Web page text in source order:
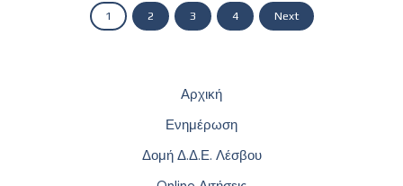
1 2 3 4 Next
Αρχική
Ενημέρωση
Δομή Δ.Δ.Ε. Λέσβου